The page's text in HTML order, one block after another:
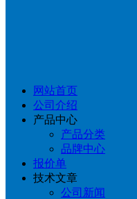
网站首页
公司介绍
产品中心
产品分类
品牌中心
报价单
技术文章
公司新闻